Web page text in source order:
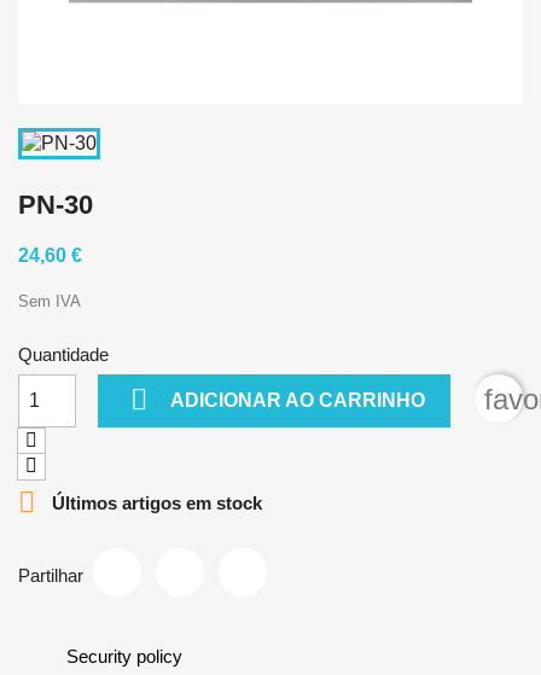
PN-30
24,60 €
Sem IVA
Quantidade
 ADICIONAR AO CARRINHO
 Últimos artigos em stock
Partilhar
Security policy